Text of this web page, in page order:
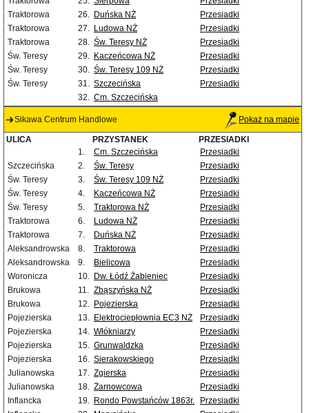
Traktorowa
26. Duńska NŻ
Przesiadki
Traktorowa
27. Ludowa NŻ
Przesiadki
Traktorowa
28. Św. Teresy NŻ
Przesiadki
Św. Teresy
29. Kaczeńcowa NŻ
Przesiadki
Św. Teresy
30. Św. Teresy 109 NŻ
Przesiadki
Św. Teresy
31. Szczecińska
Przesiadki
32. Cm. Szczecińska
Sikawa Centrum Handlowe Pokaż na mapie
ULICA PRZYSTANEK
PRZESIADKI
1.
Cm. Szczecińska
Przesiadki
Szczecińska
2. Św. Teresy
Przesiadki
Św. Teresy
3. Św. Teresy 109 NŻ
Przesiadki
Św. Teresy
4. Kaczeńcowa NŻ
Przesiadki
Św. Teresy
5. Traktorowa NŻ
Przesiadki
Traktorowa
6. Ludowa NŻ
Przesiadki
Traktorowa
7. Duńska NŻ
Przesiadki
Aleksandrowska
8. Traktorowa
Przesiadki
Aleksandrowska
9. Bielicowa
Przesiadki
Woronicza
10. Dw. Łódź Żabieniec
Przesiadki
Brukowa
11. Zbąszyńska NŻ
Przesiadki
Brukowa
12. Pojezierska
Przesiadki
Pojezierska
13. Elektrociepłownia EC3 NŻ
Przesiadki
Pojezierska
14. Włókniarzy
Przesiadki
Pojezierska
15. Grunwaldzka
Przesiadki
Pojezierska
16. Sierakowskiego
Przesiadki
Julianowska
17. Zgierska
Przesiadki
Julianowska
18. Żarnowcowa
Przesiadki
Inflancka
19. Rondo Powstańców 1863r.
Przesiadki